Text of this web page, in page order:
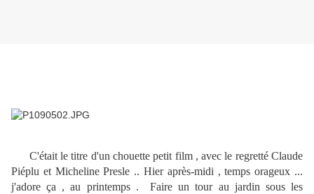
C'était le titre d'un chouette petit film , avec le regretté Claude
Piéplu et Micheline Presle .. Hier après-midi , temps orageux ...
j'adore ça , au printemps . Faire un tour au jardin sous les